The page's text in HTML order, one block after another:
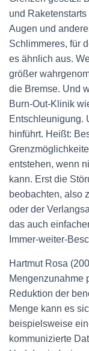
und
Augen und
Schlimmeres, für
es ähnlich aus.
größer
die Bremse. Und
Burn-Out-Klinik
Entschleunigung.
hinführt. Heißt:
entstehen, wenn
kann. Erst die
beobachten, also
oder der
das auch
Immer-weiter-
Hartmut Rosa
Mengenzunahme
Reduktion der
Menge kann es
beispielsweise
kommunizierte